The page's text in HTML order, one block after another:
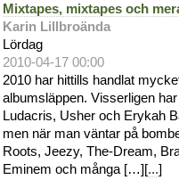
Mixtapes, mixtapes och
Karin Lillbroända
Lördag
2010-04-17 00:00
2010 har hittills handlat
albumsläppen. Visserligen
Ludacris, Usher och Erykah
men när man väntar på
Roots, Jeezy, The-Dream,
Eminem och många […][...]